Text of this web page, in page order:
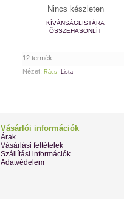
Nincs készleten
KÍVÁNSÁGLISTÁRA
ÖSSZEHASONLÍT
12 termék
Nézet: Rács Lista
Vásárlói információk
Árak
Vásárlási feltételek
Szállítási információk
Adatvédelem